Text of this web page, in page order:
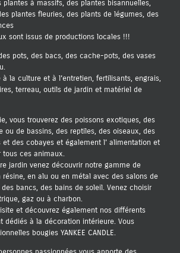
plantes à massifs, des plantes bisannuelles,
plantes fleuries, des plants de légumes, des
sont issus de productions locales !!!
pots, des bacs, des cache-pots, des vases
à la culture et à l'entretien, fertilisants, engrais,
terreau, outils de jardin et matériel de
vous trouverez des poissons exotiques, des
ou de bassins, des reptiles, des oiseaux, des
et des cobayes et également l' alimentation et
tous ces animaux.
jardin venez découvrir notre gamme de
en alu ou en métal avec des salons de
bancs, des bains de soleil. Venez choisir
gaz ou à charbon.
et découvrez également nos différents
dédiés à la décoration intérieure. Vous
bougies YANKEE CANDLE.